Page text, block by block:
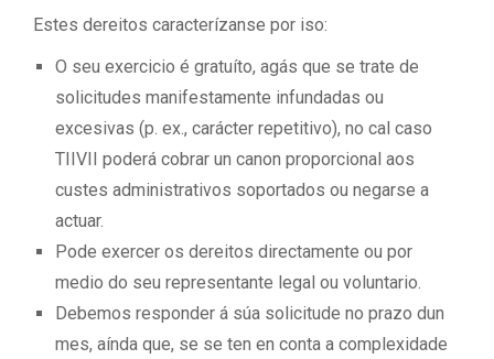
Estes dereitos caracterízanse por iso:
O seu exercicio é gratuíto, agás que se trate de
solicitudes manifestamente infundadas ou
excesivas (p. ex., carácter repetitivo), no cal caso
TIIVII poderá cobrar un canon proporcional aos
custes administrativos soportados ou negarse a
actuar.
Pode exercer os dereitos directamente ou por
medio do seu representante legal ou voluntario.
Debemos responder á súa solicitude no prazo dun
mes, aínda que, se se ten en conta a complexidade